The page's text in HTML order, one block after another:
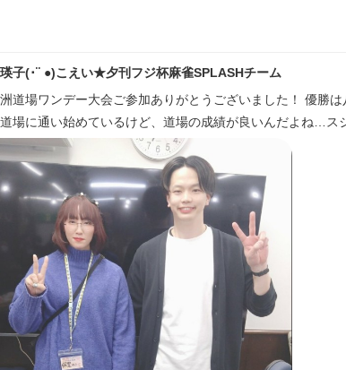
子(･¨ ●)こえい★夕刊フジ杯麻雀SPLASHチーム
道場ワンデー大会ご参加ありがとうございました！ 優勝
場に通い始めているけど、道場の成績が良いんだよね…ス